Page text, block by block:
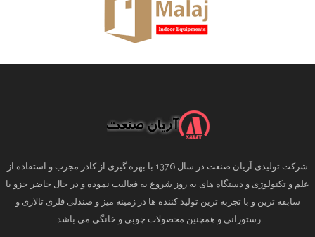
شرکت تولیدی آریان صنعت در سال 1376 با بهره گیری از کادر مجرب و استفاده از
علم و تکنولوژی و دستگاه های به روز شروع به فعالیت نموده و در حال حاضر جزو با
سابقه ترین و با تجربه ترین تولید کننده ها در زمینه میز و صندلی فلزی تالاری و
رستورانی و همچنین محصولات چوبی و خانگی می باشد.